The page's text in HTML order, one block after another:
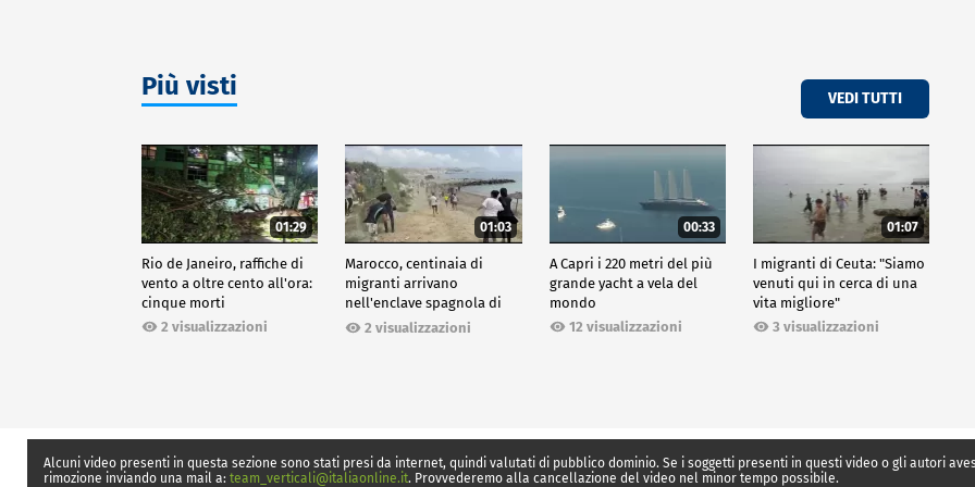
Più visti VEDI TUTTI
01:29
Rio de Janeiro, raffiche di
vento a oltre cento all'ora:
cinque morti
2 visualizzazioni
01:03
Marocco, centinaia di
migranti arrivano
nell'enclave spagnola di
Ceuta2 visualizzazioni
00:33
A Capri i 220 metri del più
grande yacht a vela del
mondo
12 visualizzazioni
01:07
I migranti di Ceuta: "Siamo
venuti qui in cerca di una
vita migliore"
3 visualizzazioni
Alcuni video presenti in questa sezione sono stati presi da internet, quindi valutati di pubblico dominio. Se i soggetti presenti in questi video o gli autori
rimozione inviando una mail a: team_verticali@italiaonline.it. Provvederemo alla cancellazione del video nel minor tempo possibile.